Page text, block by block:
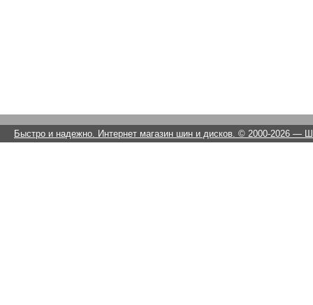
Быстро и надежно. Интернет магазин шин и дисков. © 2000-2026 —